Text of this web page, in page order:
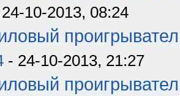
10-2013, 08:24
- 24-10-2013, 21:27